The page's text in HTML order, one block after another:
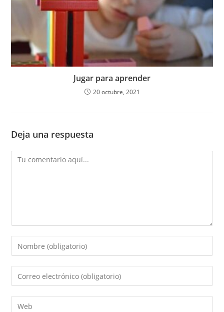
Jugar para aprender
20 octubre, 2021
Deja una respuesta